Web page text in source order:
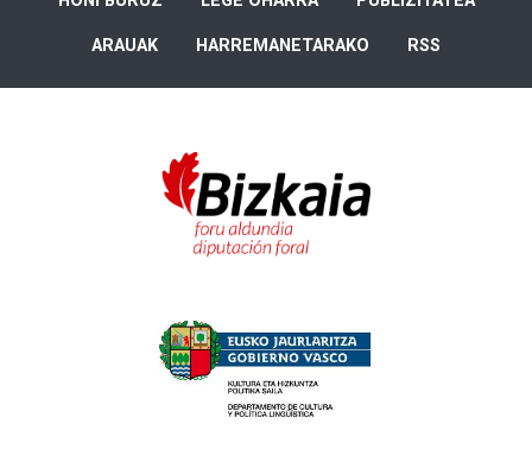
ARAUAK HARREMANETARAKO RSS